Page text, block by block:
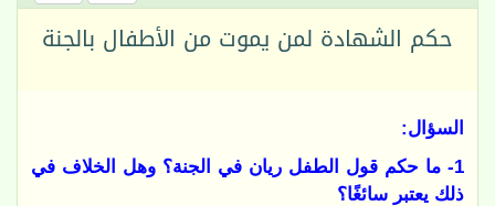
حكم الشهادة لمن يموت من الأطفال بالجنة
السؤال:
1- ما حكم قول الطفل ريان في الجنة؟ وهل الخلاف في
ذلك يعتبر سائغًا؟